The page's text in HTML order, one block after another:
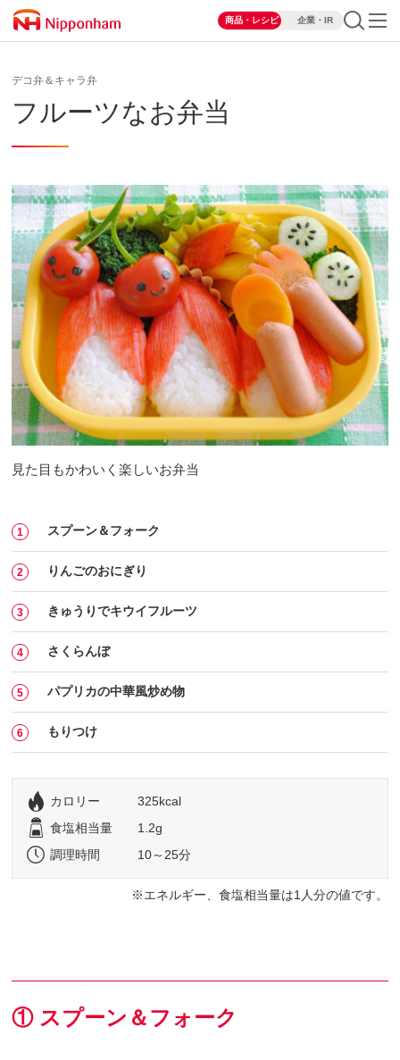
商品・レシピ 企業・IR
デコ弁＆キャラ弁
フルーツなお弁当
見た目もかわいく楽しいお弁当
スプーン＆フォーク
りんごのおにぎり
きゅうりでキウイフルーツ
さくらんぼ
パプリカの中華風炒め物
もりつけ
カロリー
325kcal
食塩相当量
1.2g
調理時間
10～25分
エネルギー、食塩相当量は1人分の値です。
① スプーン＆フォーク